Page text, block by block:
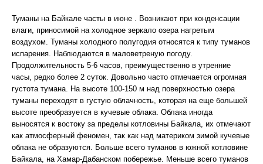
Туманы на Байкале часты в июне . Возникают при конденсации
влаги, приносимой на холодное зеркало озера нагретым
воздухом. Туманы холодного полугодия относятся к типу туманов
испарения. Наблюдаются в маловетреную погоду.
Продолжительность 5-6 часов, преимущественно в утренние
часы, редко более 2 суток. Довольно часто отмечается огромная
густота тумана. На высоте 100-150 м над поверхностью озера
туманы переходят в густую облачность, которая на еще большей
высоте преобразуется в кучевые облака. Облака иногда
выносятся к востоку за пределы котловины Байкала, их отмечают
как атмосферный феномен, так как над материком зимой кучевые
облака не образуются. Больше всего туманов в южной котловине
Байкала, на Хамар-Дабанском побережье. Меньше всего туманов